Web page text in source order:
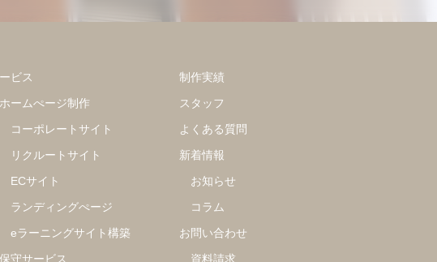
ビス
ホームぺージ制作
コーポレートサイト
リクルートサイト
ECサイト
ランディングぺージ
eラーニングサイト構築
保守サービス
制作実績
スタッフ
よくある質問
新着情報
お知らせ
コラム
お問い合わせ
資料請求